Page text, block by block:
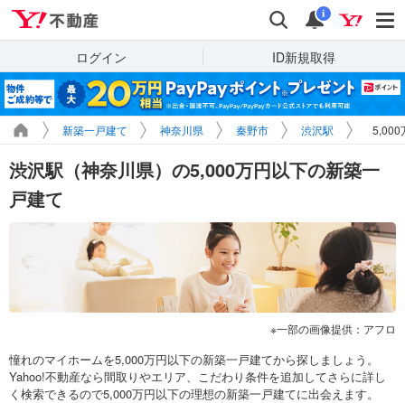
検索 通知
i
ログイン ID新規取得
新築一戸建て 神奈川県 秦野市 渋沢駅 5,000
渋沢駅（神奈川県）の5,000万円以下の新築一
戸建て
一部の画像提供：アフロ
憧れのマイホームを5,000万円以下の新築一戸建てから探しましょう。
Yahoo!不動産なら間取りやエリア、こだわり条件を追加してさらに詳し
く検索できるので5,000万円以下の理想の新築一戸建てに出会えます。